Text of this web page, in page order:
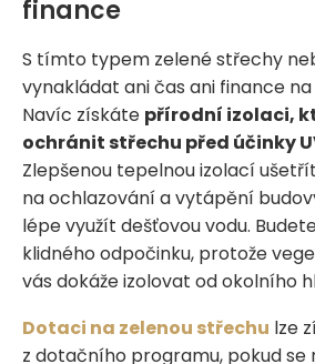
finance
S tímto typem zelené střechy
vynakládat ani čas ani finance
Navíc získáte přírodní izolaci,
ochránit střechu před účinky
Zlepšenou tepelnou izolací
na ochlazování a vytápění
lépe využít dešťovou vodu.
klidného odpočinku, protože
vás dokáže izolovat od okolního
Dotaci na zelenou střechu lze
z dotačního programu, pokud se